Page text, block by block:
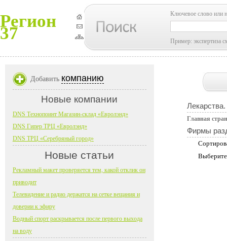
Регион
37
Ключевое слово или
Пример: экспертиза
Главная
Фирмы
Добавить компанию
Новые компании
DNS Технопоинт Магазин-склад «Евролэнд»
DNS Гипер ТРЦ «Евролэнд»
DNS ТРЦ «Серебряный город»
Новые статьи
Рекламный макет проверяется тем, какой отклик он
приводит
Телевидение и радио держатся на сетке вещания и
доверии к эфиру
Водный спорт раскрывается после первого выхода
на воду